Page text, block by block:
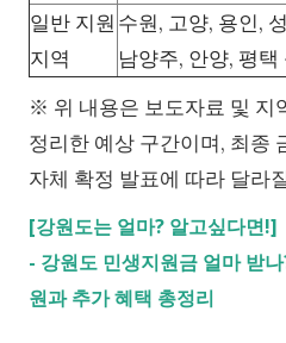
일반 지원
지역
수원, 고양, 용인,
남양주, 안양, 평택
※ 위 내용은 보도자료 및 지
정리한 예상 구간이며, 최종
자체 확정 발표에 따라 달라
[강원도는 얼마? 알고싶다면!]
- 강원도 민생지원금 얼마 받
원과 추가 혜택 총정리